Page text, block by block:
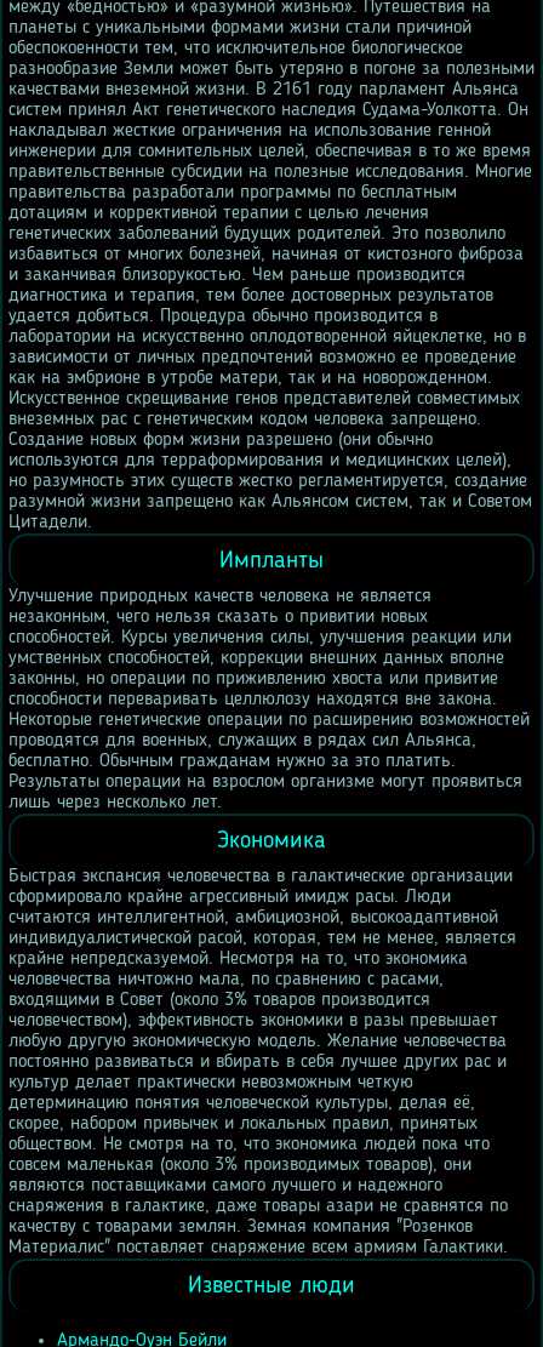
между «бедностью» и «разумной жизнью». Путешествия на
планеты с уникальными формами жизни стали причиной
обеспокоенности тем, что исключительное биологическое
разнообразие Земли может быть утеряно в погоне за полезными
качествами внеземной жизни. В 2161 году парламент Альянса
систем принял Акт генетического наследия Судама-Уолкотта. Он
накладывал жесткие ограничения на использование генной
инженерии для сомнительных целей, обеспечивая в то же время
правительственные субсидии на полезные исследования. Многие
правительства разработали программы по бесплатным
дотациям и коррективной терапии с целью лечения
генетических заболеваний будущих родителей. Это позволило
избавиться от многих болезней, начиная от кистозного фиброза
и заканчивая близорукостью. Чем раньше производится
диагностика и терапия, тем более достоверных результатов
удается добиться. Процедура обычно производится в
лаборатории на искусственно оплодотворенной яйцеклетке, но в
зависимости от личных предпочтений возможно ее проведение
как на эмбрионе в утробе матери, так и на новорожденном.
Искусственное скрещивание генов представителей совместимых
внеземных рас с генетическим кодом человека запрещено.
Создание новых форм жизни разрешено (они обычно
используются для терраформирования и медицинских целей),
но разумность этих существ жестко регламентируется, создание
разумной жизни запрещено как Альянсом систем, так и Советом
Цитадели.
Импланты
Улучшение природных качеств человека не является
незаконным, чего нельзя сказать о привитии новых
способностей. Курсы увеличения силы, улучшения реакции или
умственных способностей, коррекции внешних данных вполне
законны, но операции по приживлению хвоста или привитие
способности переваривать целлюлозу находятся вне закона.
Некоторые генетические операции по расширению возможностей
проводятся для военных, служащих в рядах сил Альянса,
бесплатно. Обычным гражданам нужно за это платить.
Результаты операции на взрослом организме могут проявиться
лишь через несколько лет.
Экономика
Быстрая экспансия человечества в галактические организации
сформировало крайне агрессивный имидж расы. Люди
считаются интеллигентной, амбициозной, высокоадаптивной
индивидуалистической расой, которая, тем не менее, является
крайне непредсказуемой. Несмотря на то, что экономика
человечества ничтожно мала, по сравнению с расами,
входящими в Совет (около 3% товаров производится
человечеством), эффективность экономики в разы превышает
любую другую экономическую модель. Желание человечества
постоянно развиваться и вбирать в себя лучшее других рас и
культур делает практически невозможным четкую
детерминацию понятия человеческой культуры, делая её,
скорее, набором привычек и локальных правил, принятых
обществом. Не смотря на то, что экономика людей пока что
совсем маленькая (около 3% производимых товаров), они
являются поставщиками самого лучшего и надежного
снаряжения в галактике, даже товары азари не сравнятся по
качеству с товарами землян. Земная компания "Розенков
Материалис" поставляет снаряжение всем армиям Галактики.
Известные люди
Армандо-Оуэн Бейли